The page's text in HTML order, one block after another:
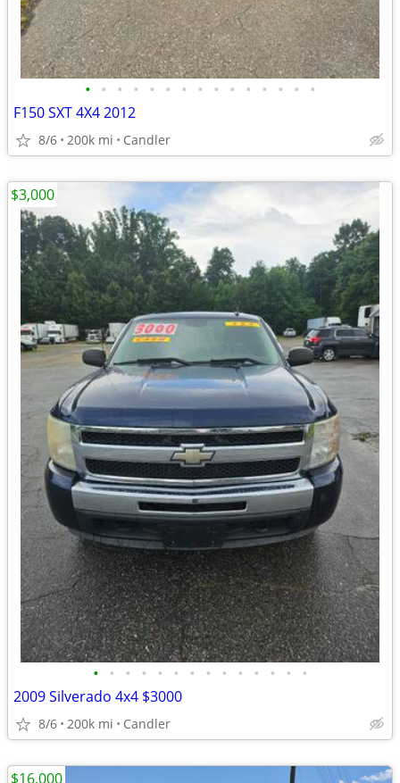
• • • • • • • • • • • • • • •
F150 SXT 4X4 2012
8/6 200k mi Candler
• • • • • • • • • • • • • •
2009 Silverado 4x4 $3000
8/6 200k mi Candler
$3,000
$16,000